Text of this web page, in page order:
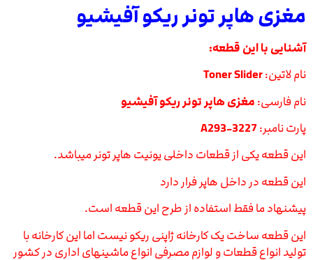
مغزی هاپر تونر ریکو آفیشیو
آشنایی با این قطعه:
نام لاتین:Toner Slider
نام فارسی: مغزی هاپر تونر ریکو آفیشیو
پارت نامبر:
این قطعه یکی از قطعات داخلی یونیت هاپر تونر میباشد.
این قطعه در داخل هاپر فرار دارد
پیشنهاد ما فقط استفاده از طرح این قطعه است.
این قطعه ساخت یک کارخانه ژاپنی ریکو نیست اما این کارخانه با
تولید انواع قطعات و لوازم مصرفی انواع ماشینهای اداری در کشور